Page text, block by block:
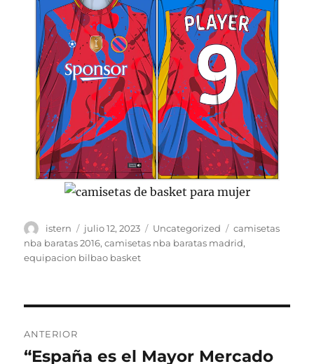
Autor
istern
Publicado
el
julio 12, 2023 Categorías
Uncategorized Etiquetas
camisetas
nba baratas 2016,camisetas nba baratas madrid,
equipacion bilbao basket
de
ANTERIOR
Entrada
“España es el Mayor Mercado